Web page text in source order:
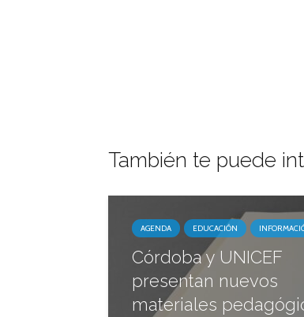
También te puede
AGENDA EDUCACIÓN
Córdoba y UNICEF
presentan nuevos
materiales